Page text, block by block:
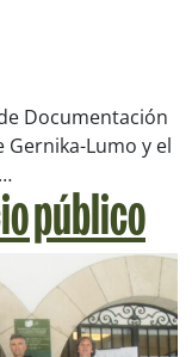
Documentación
Lumo y el
público